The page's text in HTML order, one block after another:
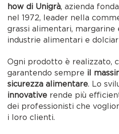
how di Unigrà, azienda
nel 1972, leader nella
grassi alimentari,
industrie alimentari e
Ogni prodotto è realizzato,
garantendo sempre il
sicurezza alimentare. Lo
innovative rende più
dei professionisti che
i loro clienti.